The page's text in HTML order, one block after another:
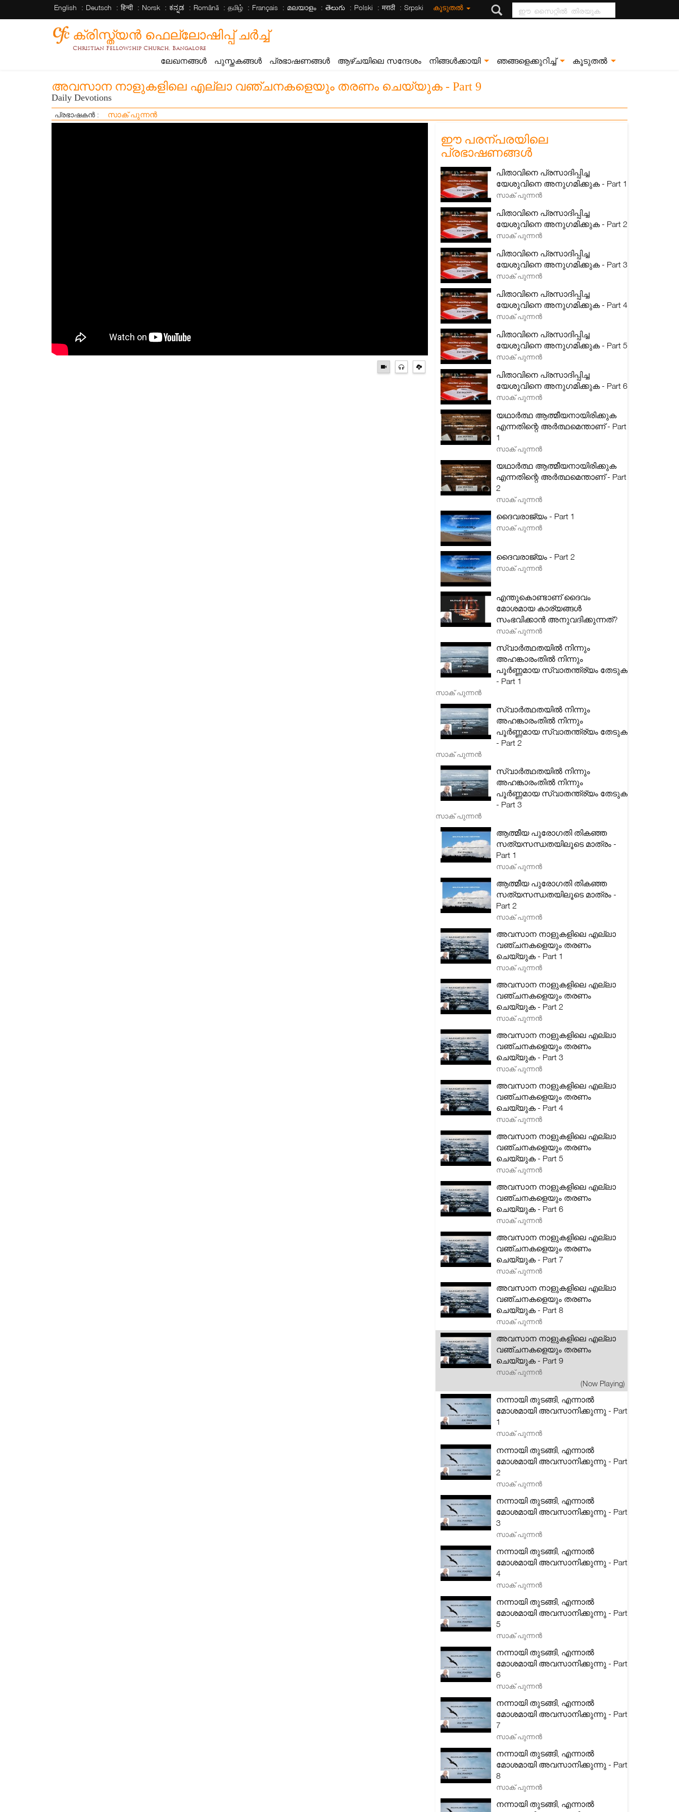
English Deutsch हिन्दी Norsk ಕನ್ನಡ Română தமிழ் Français മലയാളം తెలుగు Polski मराठी Srpski കൂടുതൽ
ഈ സൈറ്റിൽ
തിരയുക
ക്രിസ്ത്യന്‍ ഫെല്ലോഷിപ്പ് ചര്‍ച്ച്
Christian Fellowship Church, Bangalore
ലേഖനങ്ങൾ പുസ്തകങ്ങൾ പ്രഭാഷണങ്ങൾ ആഴ്ചയിലെ സന്ദേശം നിങ്ങൾക്കായി ഞങ്ങളെക്കുറിച്ച് കൂടുതൽ
അവസാന നാളുകളിലെ എല്ലാ വഞ്ചനകളെയും തരണം ചെയ്യുക - Part 9
Daily Devotions
പ്രഭാഷകൻ : സാക് പുന്നൻ
ഈ പരന്പരയിലെ
പ്രഭാഷണങ്ങൾ
പിതാവിനെ പ്രസാദിപ്പിച്ച
യേശുവിനെ അനുഗമിക്കുക - Part 1
സാക് പുന്നൻ
പിതാവിനെ പ്രസാദിപ്പിച്ച
യേശുവിനെ അനുഗമിക്കുക - Part 2
സാക് പുന്നൻ
പിതാവിനെ പ്രസാദിപ്പിച്ച
യേശുവിനെ അനുഗമിക്കുക - Part 3
സാക് പുന്നൻ
പിതാവിനെ പ്രസാദിപ്പിച്ച
യേശുവിനെ അനുഗമിക്കുക - Part 4
സാക് പുന്നൻ
പിതാവിനെ പ്രസാദിപ്പിച്ച
യേശുവിനെ അനുഗമിക്കുക - Part 5
സാക് പുന്നൻ
പിതാവിനെ പ്രസാദിപ്പിച്ച
യേശുവിനെ അനുഗമിക്കുക - Part 6
സാക് പുന്നൻ
യഥാർത്ഥ ആത്മീയനായിരിക്കുക
എന്നതിന്റെ അർത്ഥമെന്താണ് - Part
1
സാക് പുന്നൻ
യഥാർത്ഥ ആത്മീയനായിരിക്കുക
എന്നതിന്റെ അർത്ഥമെന്താണ് - Part
2
സാക് പുന്നൻ
ദൈവരാജ്യം - Part 1
സാക് പുന്നൻ
ദൈവരാജ്യം - Part 2
സാക് പുന്നൻ
എന്തുകൊണ്ടാണ് ദൈവം
മോശമായ കാര്യങ്ങൾ
സംഭവിക്കാൻ അനുവദിക്കുന്നത്?
സാക് പുന്നൻ
സ്വാർത്ഥതയിൽ നിന്നും
അഹങ്കാരംതിൽ നിന്നും
പൂർണ്ണമായ സ്വാതന്ത്ര്യം തേടുക
- Part 1
സാക് പുന്നൻ
സ്വാർത്ഥതയിൽ നിന്നും
അഹങ്കാരംതിൽ നിന്നും
പൂർണ്ണമായ സ്വാതന്ത്ര്യം തേടുക
- Part 2
സാക് പുന്നൻ
സ്വാർത്ഥതയിൽ നിന്നും
അഹങ്കാരംതിൽ നിന്നും
പൂർണ്ണമായ സ്വാതന്ത്ര്യം തേടുക
- Part 3
സാക് പുന്നൻ
ആത്മീയ പുരോഗതി തികഞ്ഞ
സത്യസന്ധതയിലൂടെ മാത്രം -
Part 1
സാക് പുന്നൻ
ആത്മീയ പുരോഗതി തികഞ്ഞ
സത്യസന്ധതയിലൂടെ മാത്രം -
Part 2
സാക് പുന്നൻ
അവസാന നാളുകളിലെ എല്ലാ
വഞ്ചനകളെയും തരണം
ചെയ്യുക - Part 1
സാക് പുന്നൻ
അവസാന നാളുകളിലെ എല്ലാ
വഞ്ചനകളെയും തരണം
ചെയ്യുക - Part 2
സാക് പുന്നൻ
അവസാന നാളുകളിലെ എല്ലാ
വഞ്ചനകളെയും തരണം
ചെയ്യുക - Part 3
സാക് പുന്നൻ
അവസാന നാളുകളിലെ എല്ലാ
വഞ്ചനകളെയും തരണം
ചെയ്യുക - Part 4
സാക് പുന്നൻ
അവസാന നാളുകളിലെ എല്ലാ
വഞ്ചനകളെയും തരണം
ചെയ്യുക - Part 5
സാക് പുന്നൻ
അവസാന നാളുകളിലെ എല്ലാ
വഞ്ചനകളെയും തരണം
ചെയ്യുക - Part 6
സാക് പുന്നൻ
അവസാന നാളുകളിലെ എല്ലാ
വഞ്ചനകളെയും തരണം
ചെയ്യുക - Part 7
സാക് പുന്നൻ
അവസാന നാളുകളിലെ എല്ലാ
വഞ്ചനകളെയും തരണം
ചെയ്യുക - Part 8
സാക് പുന്നൻ
അവസാന നാളുകളിലെ എല്ലാ
വഞ്ചനകളെയും തരണം
ചെയ്യുക - Part 9
സാക് പുന്നൻ
(Now Playing)
നന്നായി തുടങ്ങി, എന്നാൽ
മോശമായി അവസാനിക്കുന്നു - Part
1
സാക് പുന്നൻ
നന്നായി തുടങ്ങി, എന്നാൽ
മോശമായി അവസാനിക്കുന്നു - Part
2
സാക് പുന്നൻ
നന്നായി തുടങ്ങി, എന്നാൽ
മോശമായി അവസാനിക്കുന്നു - Part
3
സാക് പുന്നൻ
നന്നായി തുടങ്ങി, എന്നാൽ
മോശമായി അവസാനിക്കുന്നു - Part
4
സാക് പുന്നൻ
നന്നായി തുടങ്ങി, എന്നാൽ
മോശമായി അവസാനിക്കുന്നു - Part
5
സാക് പുന്നൻ
നന്നായി തുടങ്ങി, എന്നാൽ
മോശമായി അവസാനിക്കുന്നു - Part
6
സാക് പുന്നൻ
നന്നായി തുടങ്ങി, എന്നാൽ
മോശമായി അവസാനിക്കുന്നു - Part
7
സാക് പുന്നൻ
നന്നായി തുടങ്ങി, എന്നാൽ
മോശമായി അവസാനിക്കുന്നു - Part
8
സാക് പുന്നൻ
നന്നായി തുടങ്ങി, എന്നാൽ